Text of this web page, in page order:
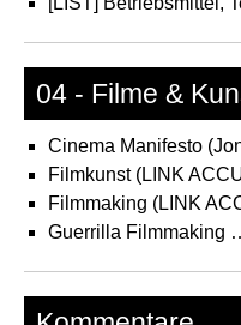
04 - Filme &
Cinema Manifesto
Filmkunst (LINK
Filmmaking (LINK
Guerrilla Filmmaking